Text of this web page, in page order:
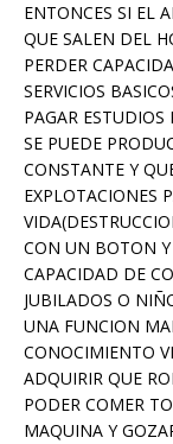
ENTONCES SI EL
QUE SALEN DEL
PERDER
SERVICIOS
PAGAR
SE PUEDE
CONSTANTE Y
EXPLOTACIONES
CON UN BOTON Y
CAPACIDAD DE
JUBILADOS O
UNA FUNCION
CONOCIMIENTO
ADQUIRIR QUE
PODER COMER
MAQUINA Y